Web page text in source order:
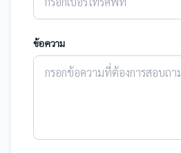
ข้อความ